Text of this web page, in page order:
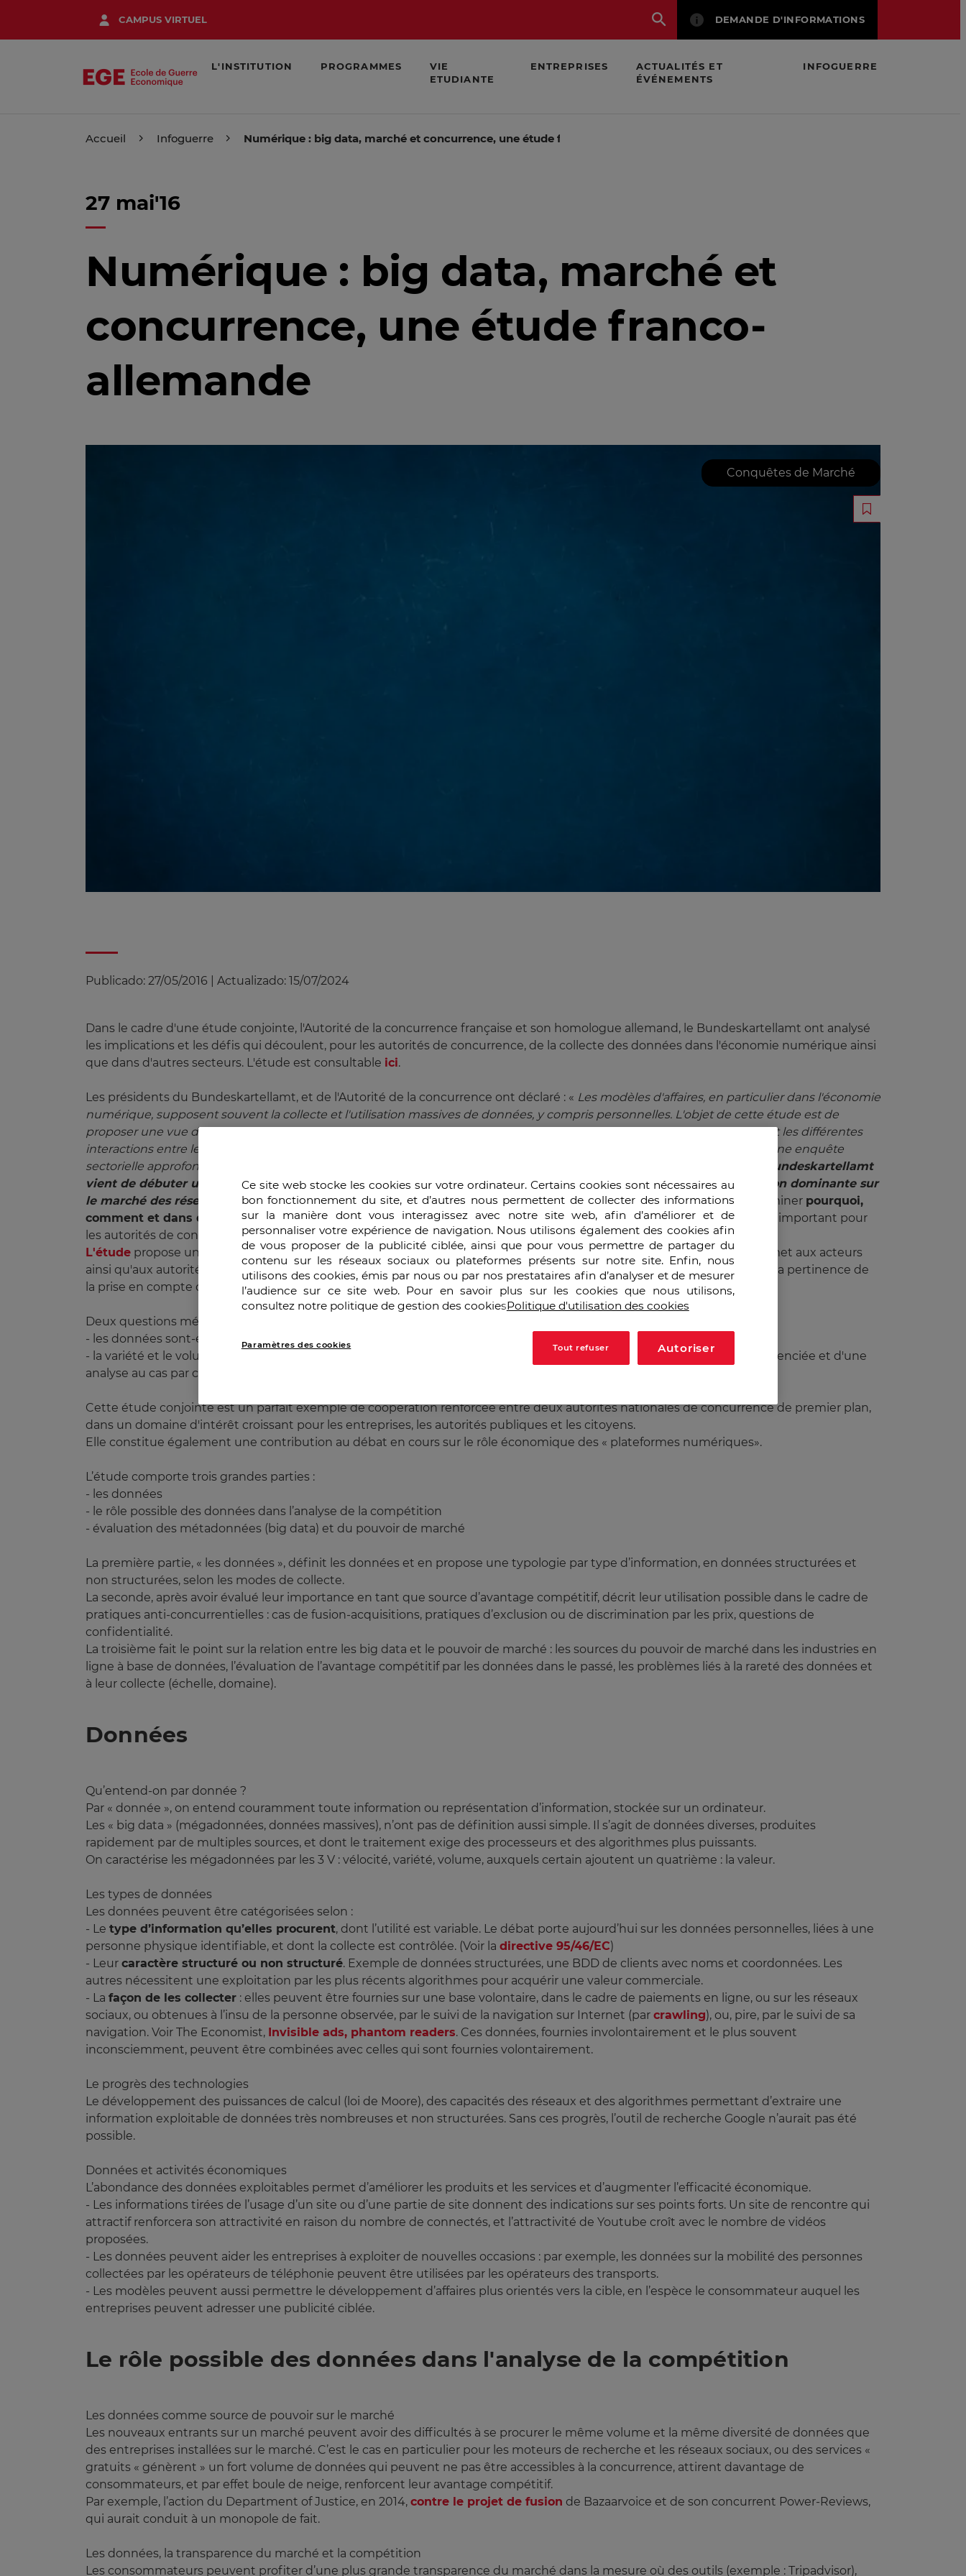
contenu
CAMPUS VIRTUEL DEMANDE D'INFORMATIONS
L'INSTITUTION PROGRAMMES
VIE
ETUDIANTE
ENTREPRISES
ACTUALITÉS ET
ÉVÉNEMENTS
INFOGUERRE
Accueil Infoguerre Numérique : big data, marché et concurrence, une étude franco-allemande
27 mai'16
Numérique : big data, marché et
concurrence, une étude franco-
allemande
Conquêtes de Marché
Publicado: 27/05/2016 Actualizado: 15/07/2024
Dans le cadre d'une étude conjointe, l'Autorité de la concurrence française et son homologue allemand, le Bundeskartellamt ont analysé
les implications et les défis qui découlent, pour les autorités de concurrence, de la collecte des données dans l'économie numérique ainsi
que dans d'autres secteurs. L'étude est consultable ici.
Les présidents du Bundeskartellamt, et de l'Autorité de la concurrence ont déclaré : « Les modèles d'affaires, en particulier dans l'économie
numérique, supposent souvent la collecte et l'utilisation massives de données, y compris personnelles. L'objet de cette étude est de
proposer une vue d'ensemble des problématiques pertinentes en évaluant l'état d'avancement du débat et en évoquant les différentes
interactions entre le Big Data et les concepts familiers du droit de la concurrence. L'Autorité de la concurrence va lancer une enquête
sectorielle approfondie sur les données, les stratégies commerciales et la concurrence dans l'économie numérique. Le
Bundeskartellamt
vient de débuter une enquête concernant Facebook et va examiner si ce dernier a abusé de son éventuelle position dominante sur
le marché des réseaux sociaux à travers les conditions d'utilisation applicables aux données de ses utilisateurs.» Déterminer pourquoi,
comment et dans quelle mesure les données pourraient devenir un instrument de pouvoir de marchéest un sujet important pour
les autorités de concurrence dans le monde.
L'étude propose un aperçu complet de la pratique décisionnelle, de la jurisprudence et de la doctrine à ce jour. Elle permet aux acteurs
ainsi qu'aux autorités de concurrence d'identifier les problématiques clés et les paramètres à considérer pour apprécier la pertinence de
la prise en compte des données dans l'application du droit de la concurrence.
Deux questions méritent plus particulièrement d'être soulignées :
- les données sont-elles facilement accessibles par les concurrents ?
- la variété et le volume des données sont-ils des facteurs importants ? L'étude illustre la nécessité d'une approche différenciée et d'une
analyse au cas par cas.
Cette étude conjointe est un parfait exemple de coopération renforcée entre deux autorités nationales de concurrence de premier plan,
dans un domaine d'intérêt croissant pour les entreprises, les autorités publiques et les citoyens.
Elle constitue également une contribution au débat en cours sur le rôle économique des « plateformes numériques».
L’étude comporte trois grandes parties :
- les données
- le rôle possible des données dans l’analyse de la compétition
- évaluation des métadonnées (big data) et du pouvoir de marché
La première partie, « les données », définit les données et en propose une typologie par type d’information, en données structurées et
non structurées, selon les modes de collecte.
La seconde, après avoir évalué leur importance en tant que source d’avantage compétitif, décrit leur utilisation possible dans le cadre de
pratiques anti-concurrentielles : cas de fusion-acquisitions, pratiques d’exclusion ou de discrimination par les prix, questions de
confidentialité.
La troisième fait le point sur la relation entre les big data et le pouvoir de marché : les sources du pouvoir de marché dans les industries en
ligne à base de données, l’évaluation de l’avantage compétitif par les données dans le passé, les problèmes liés à la rareté des données et
à leur collecte (échelle, domaine).
Données
Qu’entend-on par donnée ?
Par « donnée », on entend couramment toute information ou représentation d’information, stockée sur un ordinateur.
Les « big data » (mégadonnées, données massives), n’ont pas de définition aussi simple. Il s’agit de données diverses, produites
rapidement par de multiples sources, et dont le traitement exige des processeurs et des algorithmes plus puissants.
On caractérise les mégadonnées par les 3 V : vélocité, variété, volume, auxquels certain ajoutent un quatrième : la valeur.
Les types de données
Les données peuvent être catégorisées selon :
- Le type d’information qu’elles procurent, dont l’utilité est variable. Le débat porte aujourd’hui sur les données personnelles, liées à une
personne physique identifiable, et dont la collecte est contrôlée. (Voir la directive 95/46/EC)
- Leur caractère structuré ou non structuré. Exemple de données structurées, une BDD de clients avec noms et coordonnées. Les
autres nécessitent une exploitation par les plus récents algorithmes pour acquérir une valeur commerciale.
- La façon de les collecter : elles peuvent être fournies sur une base volontaire, dans le cadre de paiements en ligne, ou sur les réseaux
sociaux, ou obtenues à l’insu de la personne observée, par le suivi de la navigation sur Internet (par crawling), ou, pire, par le suivi de sa
navigation. Voir The Economist, Invisible ads, phantom readers. Ces données, fournies involontairement et le plus souvent
inconsciemment, peuvent être combinées avec celles qui sont fournies volontairement.
Le progrès des technologies
Le développement des puissances de calcul (loi de Moore), des capacités des réseaux et des algorithmes permettant d’extraire une
information exploitable de données très nombreuses et non structurées. Sans ces progrès, l’outil de recherche Google n’aurait pas été
possible.
Données et activités économiques
L’abondance des données exploitables permet d’améliorer les produits et les services et d’augmenter l’efficacité économique.
- Les informations tirées de l’usage d’un site ou d’une partie de site donnent des indications sur ses points forts. Un site de rencontre qui
attractif renforcera son attractivité en raison du nombre de connectés, et l’attractivité de Youtube croît avec le nombre de vidéos
proposées.
- Les données peuvent aider les entreprises à exploiter de nouvelles occasions : par exemple, les données sur la mobilité des personnes
collectées par les opérateurs de téléphonie peuvent être utilisées par les opérateurs des transports.
- Les modèles peuvent aussi permettre le développement d’affaires plus orientés vers la cible, en l’espèce le consommateur auquel les
entreprises peuvent adresser une publicité ciblée.
Le rôle possible des données dans l'analyse de la compétition
Les données comme source de pouvoir sur le marché
Les nouveaux entrants sur un marché peuvent avoir des difficultés à se procurer le même volume et la même diversité de données que
des entreprises installées sur le marché. C’est le cas en particulier pour les moteurs de recherche et les réseaux sociaux, ou des services «
gratuits « génèrent » un fort volume de données qui peuvent ne pas être accessibles à la concurrence, attirent davantage de
consommateurs, et par effet boule de neige, renforcent leur avantage compétitif.
Par exemple, l’action du Department of Justice, en 2014, contre le projet de fusion de Bazaarvoice et de son concurrent Power-Reviews,
qui aurait conduit à un monopole de fait.
Les données, la transparence du marché et la compétition
Les consommateurs peuvent profiter d’une plus grande transparence du marché dans la mesure où des outils (exemple : Tripadvisor),
Ce site web stocke les cookies sur votre ordinateur. Certains cookies sont nécessaires au
bon fonctionnement du site, et d’autres nous permettent de collecter des informations
sur la manière dont vous interagissez avec notre site web, afin d’améliorer et de
personnaliser votre expérience de navigation. Nous utilisons également des cookies afin
de vous proposer de la publicité ciblée, ainsi que pour vous permettre de partager du
contenu sur les réseaux sociaux ou plateformes présents sur notre site. Enfin, nous
utilisons des cookies, émis par nous ou par nos prestataires afin d’analyser et de mesurer
l’audience sur ce site web. Pour en savoir plus sur les cookies que nous utilisons,
consultez notre politique de gestion des cookiesPolitique d'utilisation des cookies
Paramètres des cookies Tout refuser Autoriser